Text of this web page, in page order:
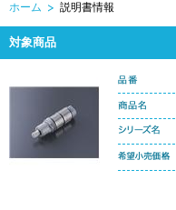
ホーム 説明書情報
対象商品